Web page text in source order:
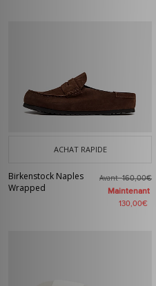
ACHAT RAPIDE
Birkenstock Naples
Wrapped
Avant160,00€
Maintenant
130,00€